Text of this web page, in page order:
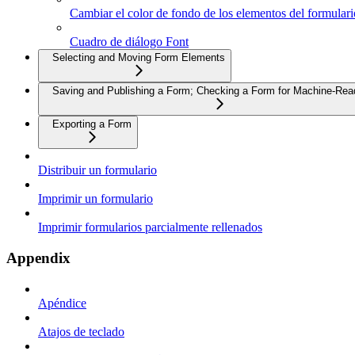
Cambiar el color de fondo de los elementos del
Cuadro de diálogo Font
Selecting and Moving Form Elements
Saving and Publishing a Form; Checking a Form for Machine-
Exporting a Form
Distribuir un formulario
Imprimir un formulario
Imprimir formularios parcialmente rellenados
Appendix
Apéndice
Atajos de teclado